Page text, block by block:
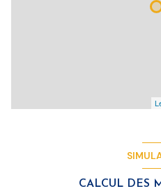
CALCUL DES